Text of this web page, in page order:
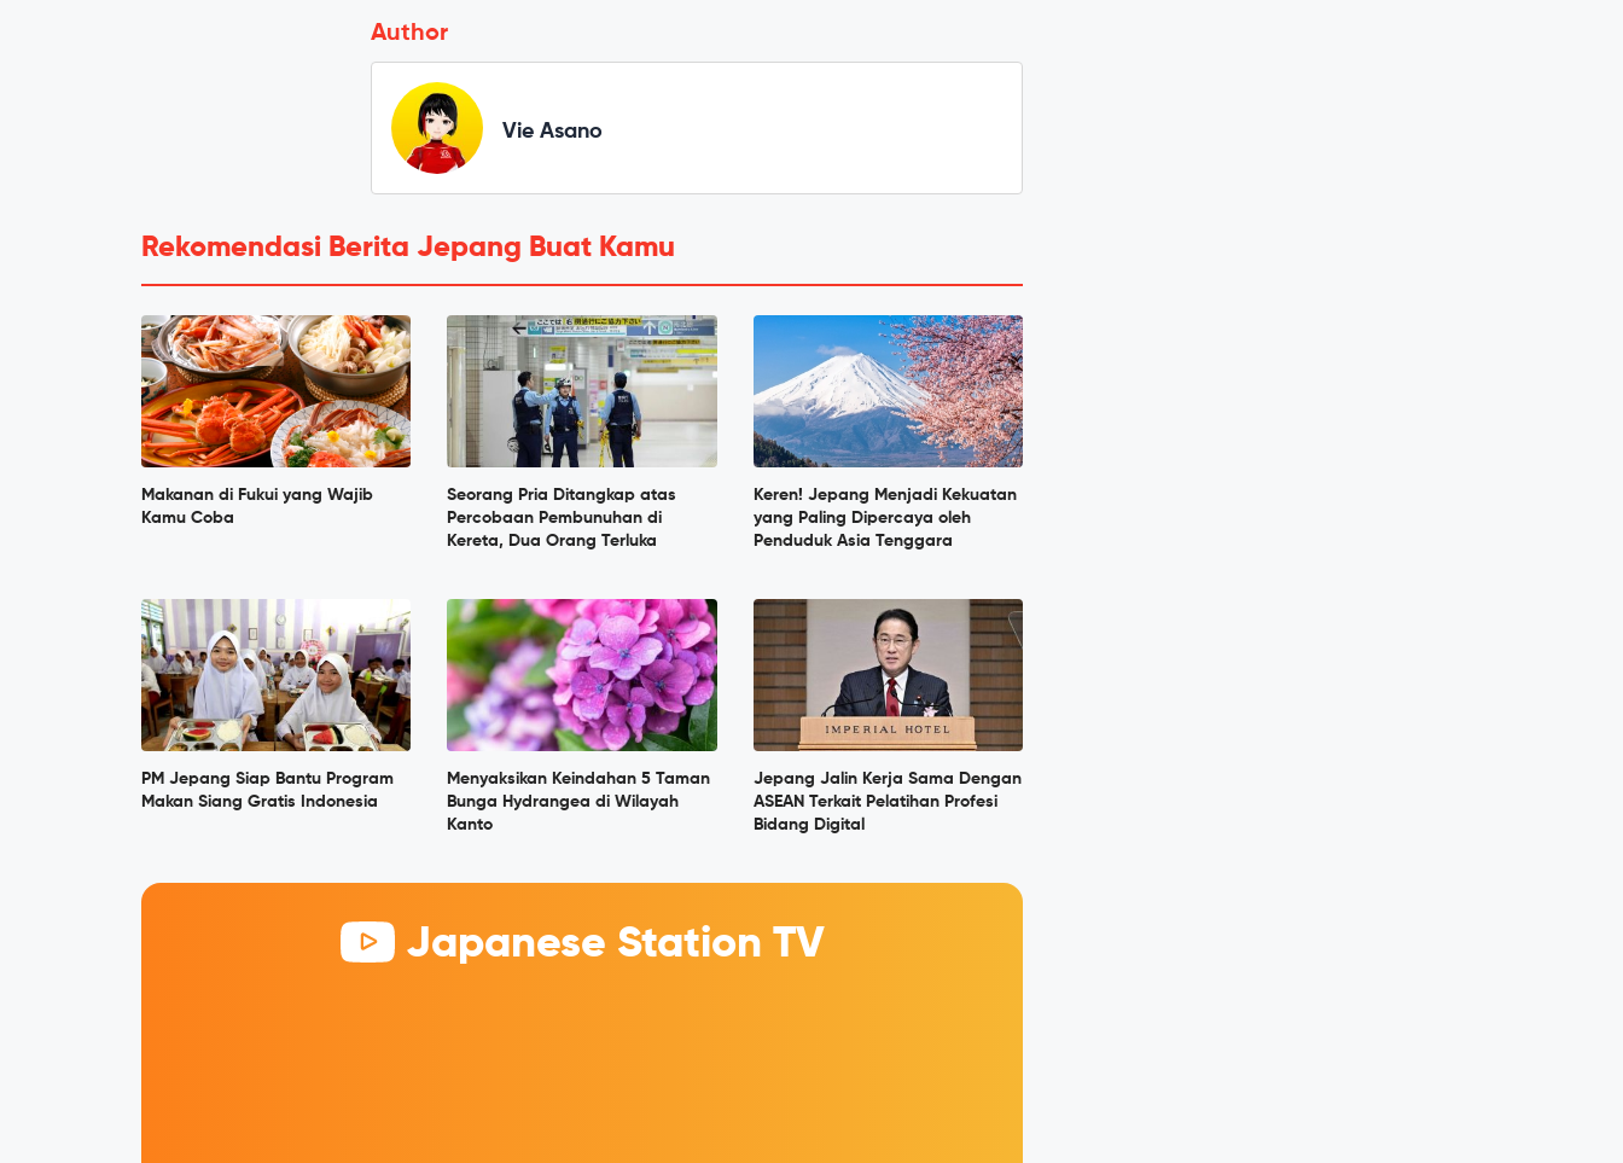
Author
Vie Asano
Rekomendasi Berita Jepang Buat Kamu
Makanan di Fukui yang Wajib
Kamu Coba
Seorang Pria Ditangkap atas
Percobaan Pembunuhan di
Kereta, Dua Orang Terluka
Keren! Jepang Menjadi Kekuatan
yang Paling Dipercaya oleh
Penduduk Asia Tenggara
PM Jepang Siap Bantu Program
Makan Siang Gratis Indonesia
Menyaksikan Keindahan 5 Taman
Bunga Hydrangea di Wilayah
Kanto
Jepang Jalin Kerja Sama Dengan
ASEAN Terkait Pelatihan Profesi
Bidang Digital
Japanese Station TV